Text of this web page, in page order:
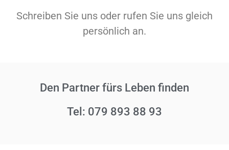
Schreiben Sie uns oder rufen Sie uns gleich
persönlich an.
Den Partner fürs Leben finden
Tel: 079 893 88 93